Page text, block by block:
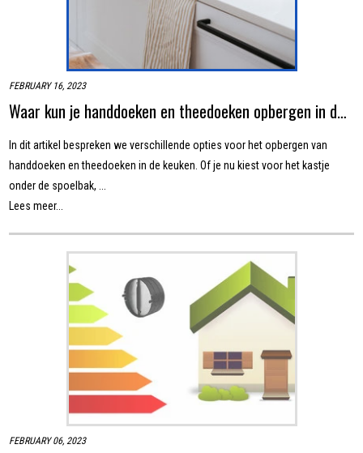
FEBRUARY 16, 2023
Waar kun je handdoeken en theedoeken opbergen in de keuken?
In dit artikel bespreken we verschillende opties voor het opbergen van
handdoeken en theedoeken in de keuken. Of je nu kiest voor het kastje
onder de spoelbak, ...
Lees meer...
FEBRUARY 06, 2023